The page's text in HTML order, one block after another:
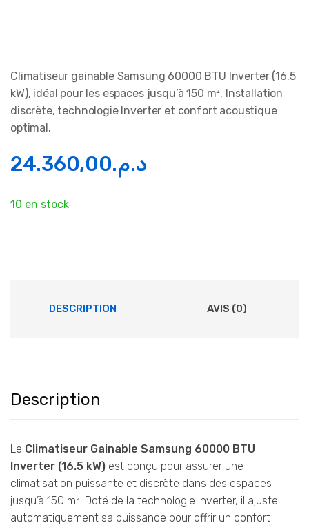
Climatiseur gainable Samsung 60000 BTU Inverter (16.5
kW), idéal pour les espaces jusqu’à 150 m². Installation
discrète, technologie Inverter et confort acoustique
optimal.
د.م.24.360,00
10 en stock
DESCRIPTION AVIS (0)
Description
Le Climatiseur Gainable Samsung 60000 BTU
Inverter (16.5 kW) est conçu pour assurer une
climatisation puissante et discrète dans des espaces
jusqu’à 150 m². Doté de la technologie Inverter, il ajuste
automatiquement sa puissance pour offrir un confort